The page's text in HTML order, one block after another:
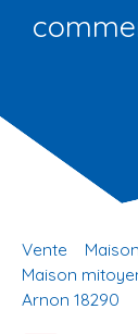
Vente Maison
Maison
Arnon 18290